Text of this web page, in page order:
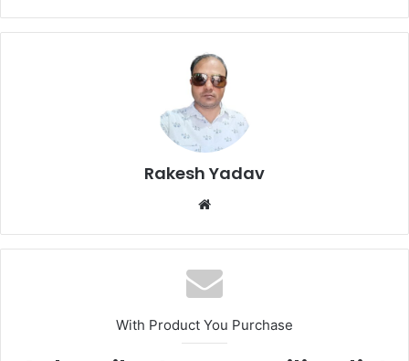
Rakesh Yadav
b
s
i
e
With Product You Purchase